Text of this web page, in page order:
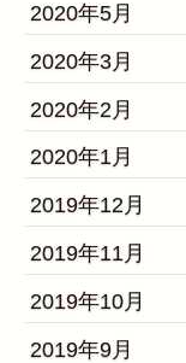
2020年5月
2020年3月
2020年2月
2020年1月
2019年12月
2019年11月
2019年10月
2019年9月